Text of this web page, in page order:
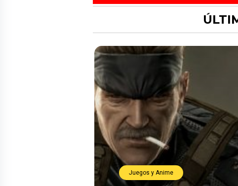
Juegos y Anime